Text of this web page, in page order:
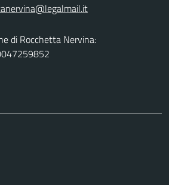
di Rocchetta Nervina: